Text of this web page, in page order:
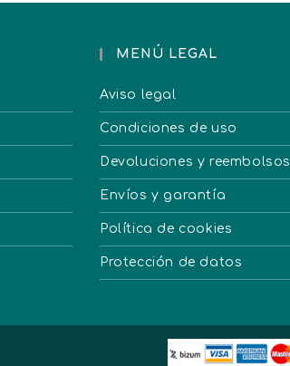
MENÚ LEGAL
Aviso legal
Condiciones de uso
Devoluciones y reembolsos
Envíos y garantía
Política de cookies
Protección de datos